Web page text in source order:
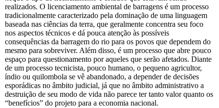
realizados. O licenciamento ambiental de barragens é um processo
tradicionalmente caracterizado pela dominação de uma linguagem
baseada nas ciências da terra, que geralmente concentra seu foco
nos aspectos técnicos e dá pouca atenção às possíveis
consequências da barragem do rio para os povos que dependem do
mesmo para sobreviver. Além disso, é um processo que abre pouco
espaço para questionamento por aqueles que serão afetados. Diante
de um processo tecnicista, pouco humano, o pequeno agricultor,
índio ou quilombola se vê abandonado, a depender de decisões
esporádicas no âmbito judicial, já que no âmbito administrativo a
destruição de seu modo de vida não parece ter tanto valor quanto os
“benefícios” do projeto para a economia nacional.